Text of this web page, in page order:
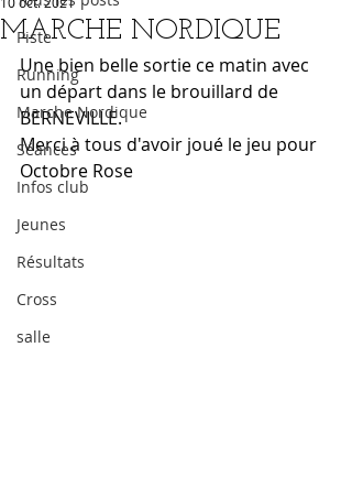
Piste
Running
Marche Nordique
Séances
Infos club
Jeunes
Résultats
Cross
salle
MARCHE NORDIQUE
Une bien belle sortie ce matin avec
un départ dans le brouillard de
BERNEVILLE.
Merci à tous d'avoir joué le jeu pour
Octobre Rose